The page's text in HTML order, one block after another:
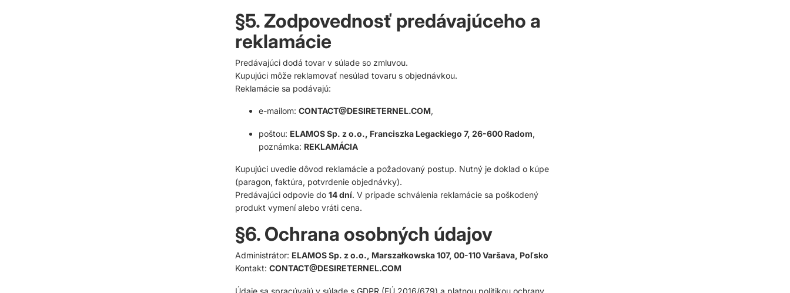
§5. Zodpovednosť predávajúceho a
reklamácie
Predávajúci dodá tovar v súlade so zmluvou.
Kupujúci môže reklamovať nesúlad tovaru s objednávkou.
Reklamácie sa podávajú:
e-mailom: CONTACT@DESIRETERNEL.COM,
poštou: ELAMOS Sp. z o.o., Franciszka Legackiego 7, 26-600 Radom,
poznámka: REKLAMÁCIA
Kupujúci uvedie dôvod reklamácie a požadovaný postup. Nutný je doklad o kúpe
(paragon, faktúra, potvrdenie objednávky).
Predávajúci odpovie do 14 dní. V prípade schválenia reklamácie sa poškodený
produkt vymení alebo vráti cena.
§6. Ochrana osobných údajov
Administrátor: ELAMOS Sp. z o.o., Marszałkowska 107, 00-110 Varšava, Poľsko
Kontakt: CONTACT@DESIRETERNEL.COM
Údaje sa spracúvajú v súlade s GDPR (EÚ 2016/679) a platnou politikou ochrany